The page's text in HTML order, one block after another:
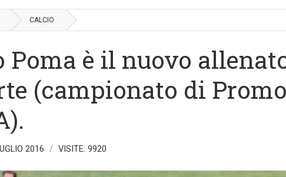
CALCIO
Poma è il nuovo
(campionato di
2016 VISITE: 9920